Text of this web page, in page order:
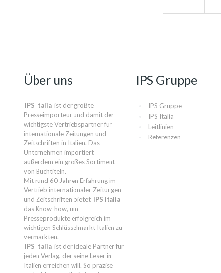
Über uns
IPS Italia ist der größte
Presseimporteur und damit der
wichtigste Vertriebspartner für
internationale Zeitungen und
Zeitschriften in Italien. Das
Unternehmen importiert
außerdem ein großes Sortiment
von Buchtiteln.
Mit rund 60 Jahren Erfahrung im
Vertrieb internationaler Zeitungen
und Zeitschriften bietet IPS Italia
das Know-how, um
Presseprodukte erfolgreich im
wichtigen Schlüsselmarkt Italien zu
vermarkten.
IPS Italia ist der ideale Partner für
jeden Verlag, der seine Leser in
Italien erreichen will. So präzise
IPS Gruppe
IPS Gruppe
IPS Italia
Leitlinien
Referenzen